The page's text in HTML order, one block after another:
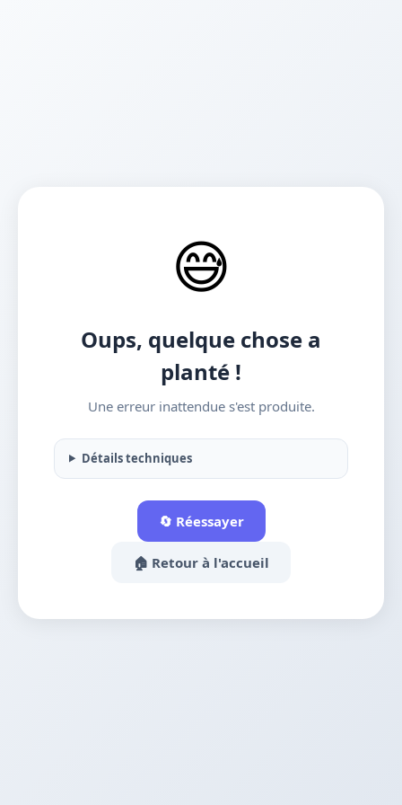
😅
Oups, quelque chose a
planté !
Une erreur inattendue s'est produite.
Détails techniques
🔄 Réessayer
🏠 Retour à l'accueil